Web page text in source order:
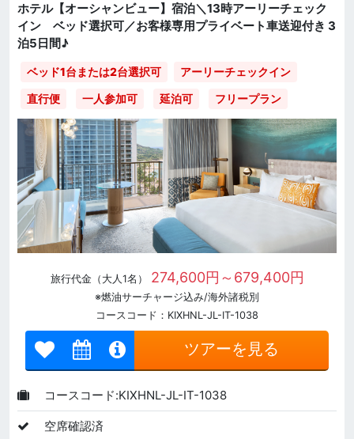
ホテル【オーシャンビュー】宿泊＼13時アーリーチェック
イン ベッド選択可／お客様専用プライベート車送迎付き 3
泊5日間♪
ベッド1台または2台選択可
アーリーチェックイン
直行便
一人参加可 延泊可 フリープラン
旅行代金（大人1名） 274,600円～679,400円
※燃油サーチャージ込み/海外諸税別
コースコード：KIXHNL-JL-IT-1038
ツアーを見る
コースコード:KIXHNL-JL-IT-1038
空席確認済